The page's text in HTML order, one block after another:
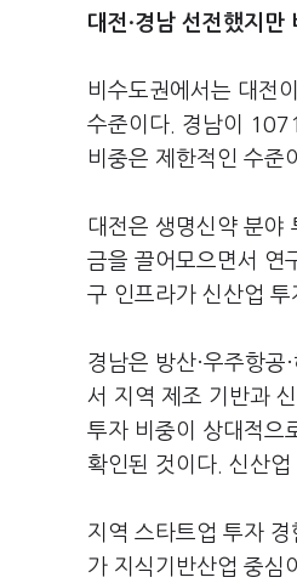
대전·경남 선전했지
비수도권에서는 대전
수준이다. 경남이
비중은 제한적인 수준
대전은 생명신약 분야
금을 끌어모으면서 연
구 인프라가 신산업 투
경남은 방산·우주항
서 지역 제조 기반과
투자 비중이 상대적으
확인된 것이다. 신산
지역 스타트업 투자
가 지식기반산업 중심